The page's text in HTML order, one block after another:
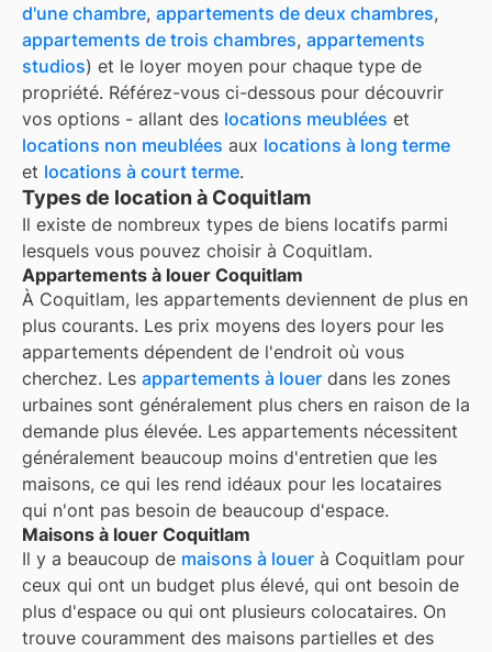
d'une chambre, appartements de deux chambres,
appartements de trois chambres, appartements
studios) et le loyer moyen pour chaque type de
propriété. Référez-vous ci-dessous pour découvrir
vos options - allant des locations meublées et
locations non meublées aux locations à long terme
et locations à court terme.
Types de location à Coquitlam
Il existe de nombreux types de biens locatifs parmi
lesquels vous pouvez choisir à Coquitlam.
Appartements à louer Coquitlam
À Coquitlam, les appartements deviennent de plus en
plus courants. Les prix moyens des loyers pour les
appartements dépendent de l'endroit où vous
cherchez. Les appartements à louer dans les zones
urbaines sont généralement plus chers en raison de la
demande plus élevée. Les appartements nécessitent
généralement beaucoup moins d'entretien que les
maisons, ce qui les rend idéaux pour les locataires
qui n'ont pas besoin de beaucoup d'espace.
Maisons à louer Coquitlam
Il y a beaucoup de maisons à louer à Coquitlam pour
ceux qui ont un budget plus élevé, qui ont besoin de
plus d'espace ou qui ont plusieurs colocataires. On
trouve couramment des maisons partielles et des